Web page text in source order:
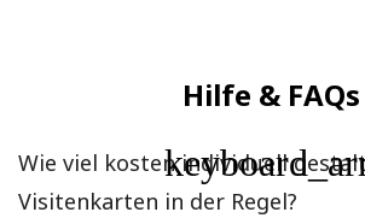
Hilfe & FAQs
Wie viel kosten individuell
Visitenkarten in der Regel?